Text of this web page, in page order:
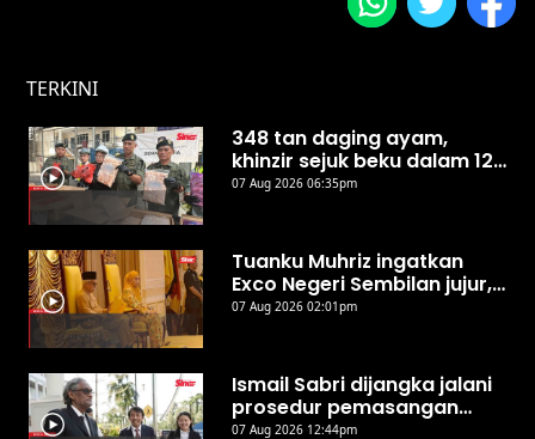
TERKINI
348 tan daging ayam,
khinzir sejuk beku dalam 12
kontena disita di
07 Aug 2026 06:35pm
Tuanku Muhriz ingatkan
Exco Negeri Sembilan jujur,
jangan salah guna kuasa
07 Aug 2026 02:01pm
Ismail Sabri dijangka jalani
prosedur pemasangan
perentak jantung hari ini -
07 Aug 2026 12:44pm